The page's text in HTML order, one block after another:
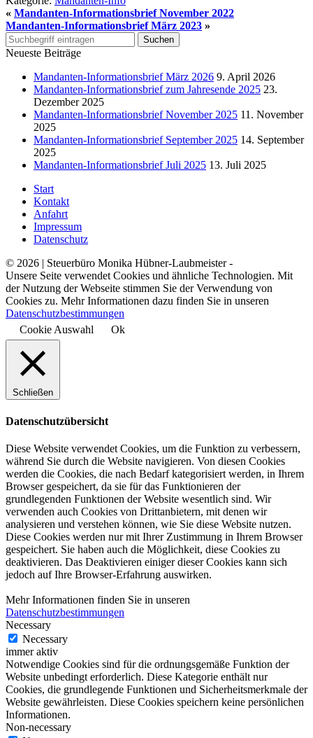
« Mandanten-Informationsbrief November 2022
Mandanten-Informationsbrief März 2023 »
Neueste Beiträge
Mandanten-Informationsbrief März 2026 9. April 2026
Mandanten-Informationsbrief zum Jahresende 2025 23.
Dezember 2025
Mandanten-Informationsbrief November 2025 11. November
2025
Mandanten-Informationsbrief September 2025 14. September
2025
Mandanten-Informationsbrief Juli 2025 13. Juli 2025
Start
Kontakt
Anfahrt
Impressum
Datenschutz
© 2026 | Steuerbüro Monika Hübner-Laubmeister -
Unsere Seite verwendet Cookies und ähnliche Technologien. Mit
der Nutzung der Webseite stimmen Sie der Verwendung von
Cookies zu. Mehr Informationen dazu finden Sie in unseren
Datenschutzbestimmungen
Cookie Auswahl
Ok
Schließen
Datenschutzübersicht
Diese Website verwendet Cookies, um die Funktion zu verbessern,
während Sie durch die Website navigieren. Von diesen Cookies
werden die Cookies, die nach Bedarf kategorisiert werden, in Ihrem
Browser gespeichert, da sie für das Funktionieren der
grundlegenden Funktionen der Website wesentlich sind. Wir
verwenden auch Cookies von Drittanbietern, mit denen wir
analysieren und verstehen können, wie Sie diese Website nutzen.
Diese Cookies werden nur mit Ihrer Zustimmung in Ihrem Browser
gespeichert. Sie haben auch die Möglichkeit, diese Cookies zu
deaktivieren. Das Deaktivieren einiger dieser Cookies kann sich
jedoch auf Ihre Browser-Erfahrung auswirken.
Mehr Informationen finden Sie in unseren
Datenschutzbestimmungen
Necessary
Necessary
immer aktiv
Notwendige Cookies sind für die ordnungsgemäße Funktion der
Website unbedingt erforderlich. Diese Kategorie enthält nur
Cookies, die grundlegende Funktionen und Sicherheitsmerkmale der
Website gewährleisten. Diese Cookies speichern keine persönlichen
Informationen.
Non-necessary